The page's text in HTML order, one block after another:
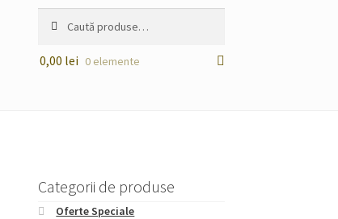
după:
0,00 lei 0 elemente
Categorii de produse
Oferte Speciale